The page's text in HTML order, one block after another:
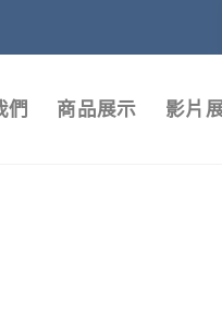
們 商品展示 影片